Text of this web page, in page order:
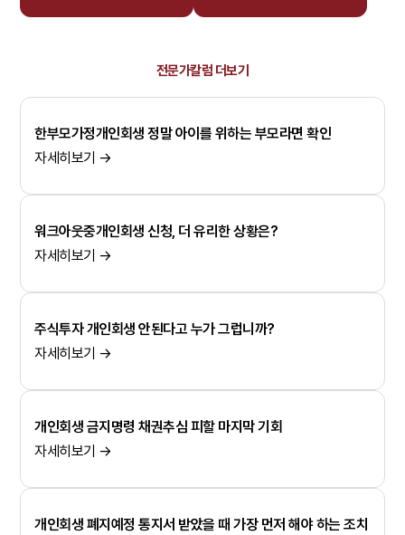
전문가칼럼 더보기
한부모가정개인회생 정말 아이를 위하는 부모라면 확인
자세히보기 →
워크아웃중개인회생 신청, 더 유리한 상황은?
자세히보기 →
주식투자 개인회생 안된다고 누가 그럽니까?
자세히보기 →
개인회생 금지명령 채권추심 피할 마지막 기회
자세히보기 →
개인회생 폐지예정 통지서 받았을 때 가장 먼저 해야 하는 조치